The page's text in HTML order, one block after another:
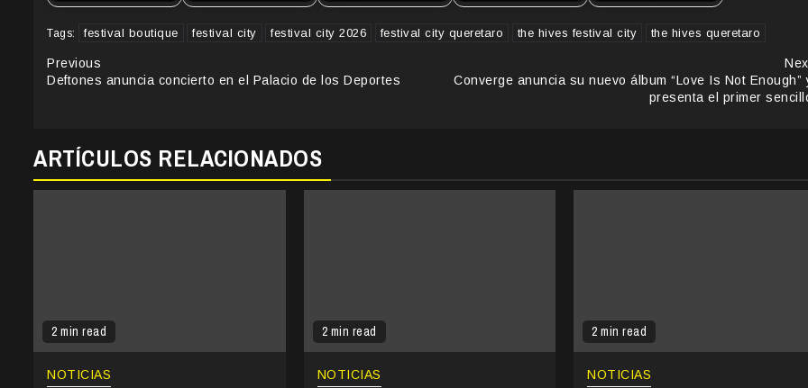
Tags: festival boutique festival city festival city 2026 festival city queretaro the hives festival city the hives queretaro
Continue
Previous
Deftones anuncia concierto en el Palacio de los Deportes
Converge anuncia su nuevo álbum “Love Is Not Enough”
presenta el primer
ARTÍCULOS RELACIONADOS
2 min read
NOTICIAS
2 min read
NOTICIAS
2 min read
NOTICIAS